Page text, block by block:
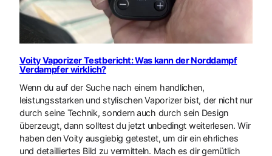
Voity Vaporizer Testbericht: Was kann der Norddampf
Verdampfer wirklich?
Wenn du auf der Suche nach einem handlichen,
leistungsstarken und stylischen Vaporizer bist, der nicht nur
durch seine Technik, sondern auch durch sein Design
überzeugt, dann solltest du jetzt unbedingt weiterlesen. Wir
haben den Voity ausgiebig getestet, um dir ein ehrliches
und detailliertes Bild zu vermitteln. Mach es dir gemütlich